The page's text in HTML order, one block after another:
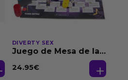
DIVERTY SEX
Juego de Mesa de las
24.95€